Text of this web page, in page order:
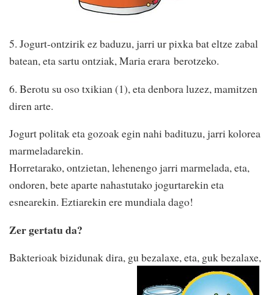
5. Jogurt-ontzirik ez baduzu, jarri ur pixka bat eltze zabal
batean, eta sartu ontziak, Maria erara berotzeko.
6. Berotu su oso txikian (1), eta denbora luzez, mamitzen
diren arte.
Jogurt politak eta gozoak egin nahi badituzu, jarri kolorea
marmeladarekin.
Horretarako, ontzietan, lehenengo jarri marmelada, eta,
ondoren, bete aparte nahastutako jogurtarekin eta
esnearekin. Eztiarekin ere mundiala dago!
Zer gertatu da?
Bakterioak bizidunak dira, gu bezalaxe, eta, guk bezalaxe,